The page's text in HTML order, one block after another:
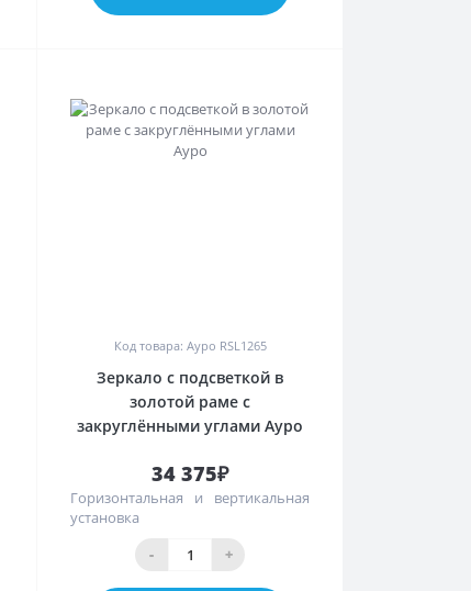
Код товара: Ауро RSL1265
Зеркало с подсветкой в
золотой раме с
закруглёнными углами Ауро
34 375₽
Горизонтальная и вертикальная
установка
-
+